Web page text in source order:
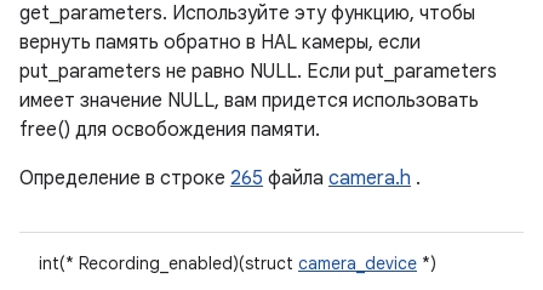
get_parameters. Используйте эту функцию, чтобы
вернуть память обратно в HAL камеры, если
put_parameters не равно NULL. Если put_parameters
имеет значение NULL, вам придется использовать
free() для освобождения памяти.
Определение в строке 265 файла camera.h .
int(* Recording_enabled)(struct camera_device *)